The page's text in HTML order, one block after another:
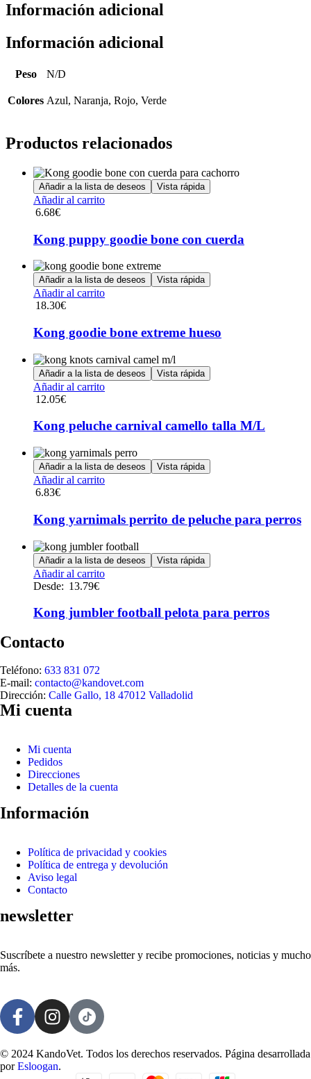
Información adicional
Información adicional
Peso N/D
Colores Azul, Naranja, Rojo, Verde
Productos relacionados
Añadir a la lista de deseos Vista rápida
Añadir al carrito
6.68€
Kong puppy goodie bone con cuerda
Añadir a la lista de deseos Vista rápida
Añadir al carrito
18.30€
Kong goodie bone extreme hueso
Añadir a la lista de deseos Vista rápida
Añadir al carrito
12.05€
Kong peluche carnival camello talla M/L
Añadir a la lista de deseos Vista rápida
Añadir al carrito
6.83€
Kong yarnimals perrito de peluche para perros
Añadir a la lista de deseos Vista rápida
Añadir al carrito
Desde: 13.79€
Kong jumbler football pelota para perros
Contacto
Teléfono: 633 831 072
E-mail: contacto@kandovet.com
Dirección: Calle Gallo, 18 47012 Valladolid
Mi cuenta
Mi cuenta
Pedidos
Direcciones
Detalles de la cuenta
Información
Política de privacidad y cookies
Política de entrega y devolución
Aviso legal
Contacto
newsletter
Suscríbete a nuestro newsletter y recibe promociones, noticias y mucho
más.
© 2024 KandoVet. Todos los derechos reservados. Página desarrollada
porEsloogan.